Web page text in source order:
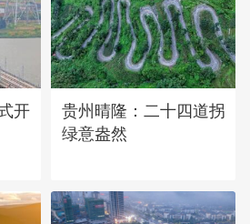
茶采摘忙
开
贵州晴隆：二十四道拐
绿意盎然